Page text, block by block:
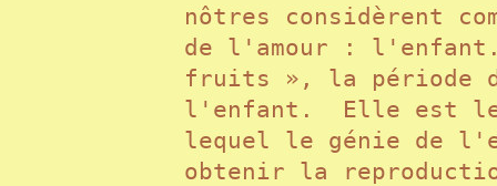
nôtres considèrent
de l'amour :
fruits », la période
l'enfant. Elle est le
lequel le génie de
obtenir la